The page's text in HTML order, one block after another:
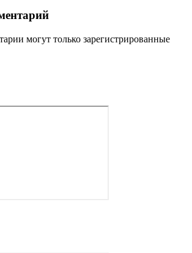
могут только зарегистрированные